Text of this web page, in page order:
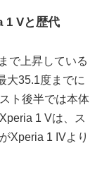
1 Vと歴代
で上昇している
大35.1度までに
ト後半では本体
1 Vは、ス
Xperia 1 IVより